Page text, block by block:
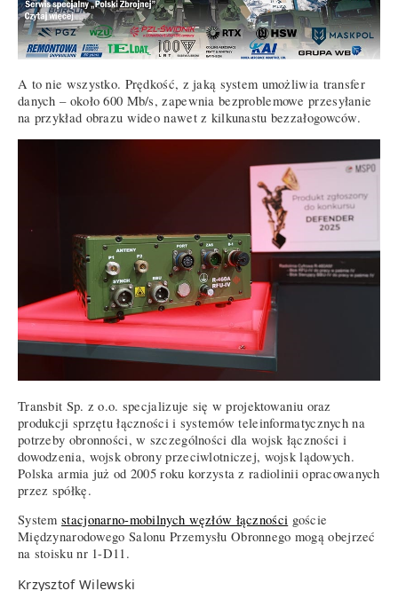
A to nie wszystko. Prędkość, z jaką system umożliwia transfer
danych – około 600 Mb/s, zapewnia bezproblemowe przesyłanie
na przykład obrazu wideo nawet z kilkunastu bezzałogowców.
Transbit Sp. z o.o. specjalizuje się w projektowaniu oraz
produkcji sprzętu łączności i systemów teleinformatycznych na
potrzeby obronności, w szczególności dla wojsk łączności i
dowodzenia, wojsk obrony przeciwlotniczej, wojsk lądowych.
Polska armia już od 2005 roku korzysta z radiolinii opracowanych
przez spółkę.
Systemstacjonarno-mobilnych węzłów łączności goście
Międzynarodowego Salonu Przemysłu Obronnego mogą obejrzeć
na stoisku nr 1-D11.
Krzysztof Wilewski